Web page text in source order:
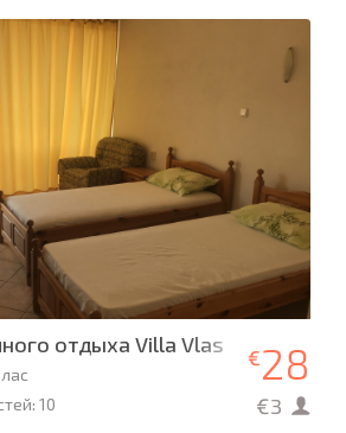
отдыха Villa Vlas
10
€28
€3